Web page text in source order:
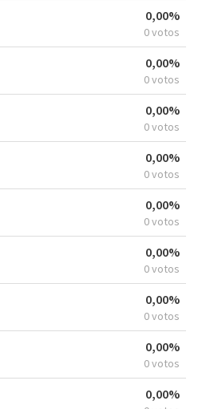
0,00%
0 votos
0,00%
0 votos
0,00%
0 votos
0,00%
0 votos
0,00%
0 votos
0,00%
0 votos
0,00%
0 votos
0,00%
0 votos
0,00%